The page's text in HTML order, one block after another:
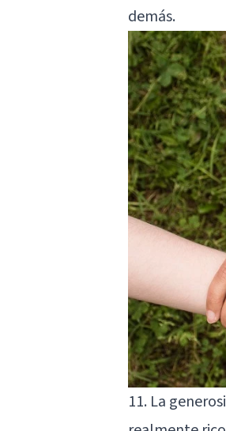
demás.
11. La